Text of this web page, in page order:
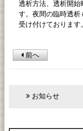
透析方法、透析開始
す。夜間の臨時透
受け付けております
前へ
お知らせ